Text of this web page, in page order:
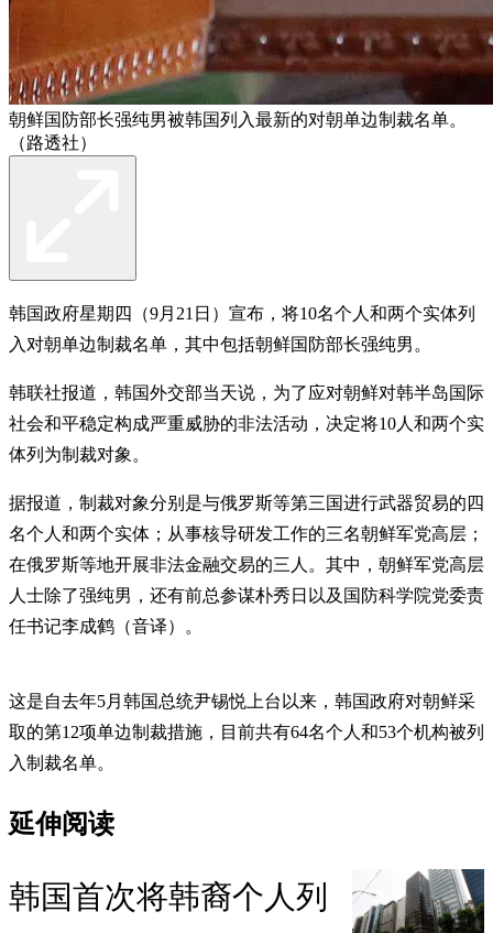
朝鲜国防部长强纯男被韩国列入最新的对朝单边制裁名单。
（路透社）
韩国政府星期四（9月21日）宣布，将10名个人和两个实体列
入对朝单边制裁名单，其中包括朝鲜国防部长强纯男。
韩联社报道，韩国外交部当天说，为了应对朝鲜对韩半岛国际
社会和平稳定构成严重威胁的非法活动，决定将10人和两个实
体列为制裁对象。
据报道，制裁对象分别是与俄罗斯等第三国进行武器贸易的四
名个人和两个实体；从事核导研发工作的三名朝鲜军党高层；
在俄罗斯等地开展非法金融交易的三人。其中，朝鲜军党高层
人士除了强纯男，还有前总参谋朴秀日以及国防科学院党委责
任书记李成鹤（音译）。
这是自去年5月韩国总统尹锡悦上台以来，韩国政府对朝鲜采
取的第12项单边制裁措施，目前共有64名个人和53个机构被列
入制裁名单。
延伸阅读
韩国首次将韩裔个人列